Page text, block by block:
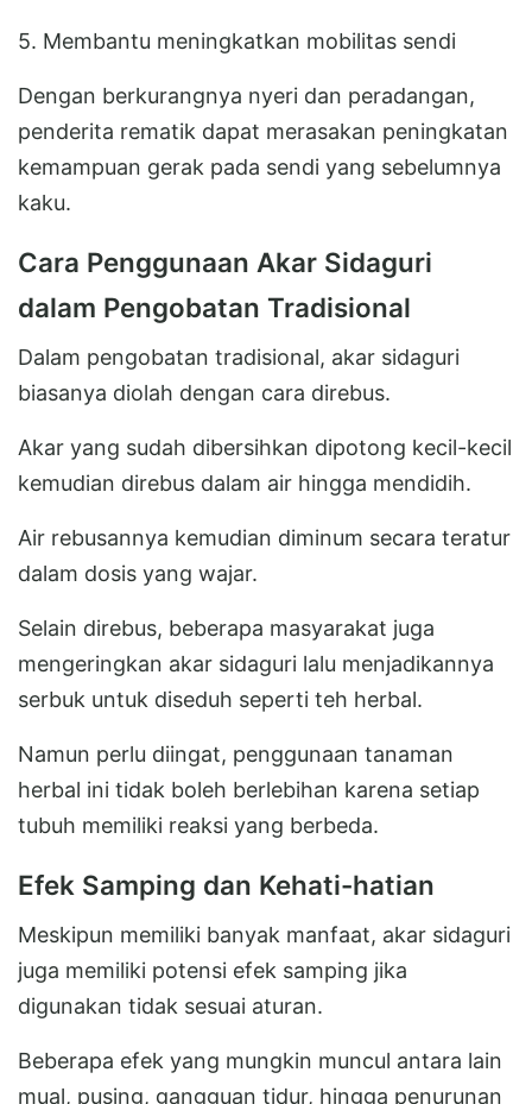
5. Membantu meningkatkan mobilitas sendi
Dengan berkurangnya nyeri dan peradangan,
penderita rematik dapat merasakan peningkatan
kemampuan gerak pada sendi yang sebelumnya
kaku.
Cara Penggunaan Akar Sidaguri
dalam Pengobatan Tradisional
Dalam pengobatan tradisional, akar sidaguri
biasanya diolah dengan cara direbus.
Akar yang sudah dibersihkan dipotong kecil-kecil
kemudian direbus dalam air hingga mendidih.
Air rebusannya kemudian diminum secara teratur
dalam dosis yang wajar.
Selain direbus, beberapa masyarakat juga
mengeringkan akar sidaguri lalu menjadikannya
serbuk untuk diseduh seperti teh herbal.
Namun perlu diingat, penggunaan tanaman
herbal ini tidak boleh berlebihan karena setiap
tubuh memiliki reaksi yang berbeda.
Efek Samping dan Kehati-hatian
Meskipun memiliki banyak manfaat, akar sidaguri
juga memiliki potensi efek samping jika
digunakan tidak sesuai aturan.
Beberapa efek yang mungkin muncul antara lain
mual, pusing, gangguan tidur, hingga penurunan